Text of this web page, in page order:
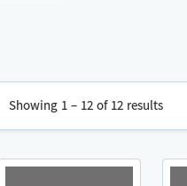
Showing 1 – 12 of 12 results